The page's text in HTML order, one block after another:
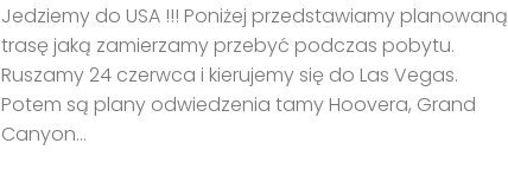
Jedziemy do USA !!! Poniżej przedstawiamy planowaną
trasę jaką zamierzamy przebyć podczas pobytu.
Ruszamy 24 czerwca i kierujemy się do Las Vegas.
Potem są plany odwiedzenia tamy Hoovera, Grand
Canyon...